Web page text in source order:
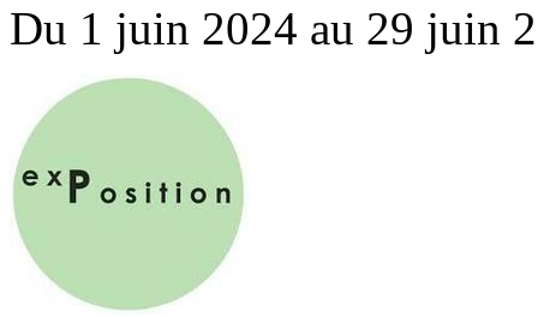
Du 1 juin 2024 au 29 juin